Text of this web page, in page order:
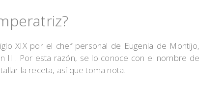
XIX por el chef personal de Eugenia de Montijo,
III. Por esta razón, se lo conoce con el nombre de
la receta, así que toma nota.